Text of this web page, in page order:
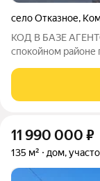
село Отказное,
КОД В БАЗЕ
спокойном районе
доме газовый
зона, совмещенный
11 990 000 ₽
135 м² дом,